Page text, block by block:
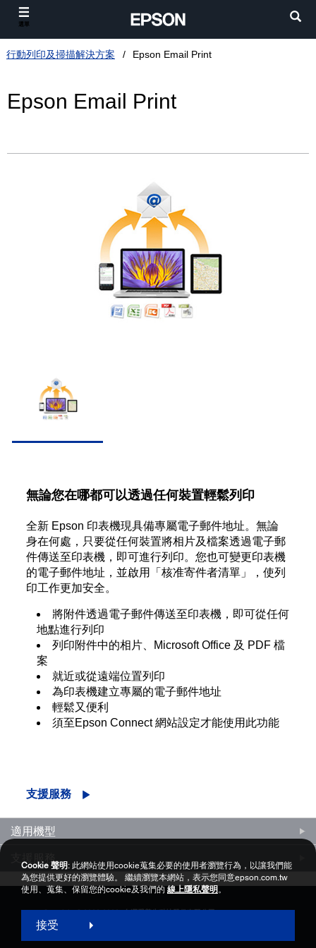
行動列印及掃描解決方案 Epson Email Print
Epson Email Print
無論您在哪都可以透過任何裝置輕鬆列印
全新 Epson 印表機現具備專屬電子郵件地址。無論
身在何處，只要從任何裝置將相片及檔案透過電子郵
件傳送至印表機，即可進行列印。您也可變更印表機
的電子郵件地址，並啟用「核准寄件者清單」，使列
印工作更加安全。
將附件透過電子郵件傳送至印表機，即可從任何
地點進行列印
列印附件中的相片、Microsoft Office 及 PDF 檔
案
就近或從遠端位置列印
為印表機建立專屬的電子郵件地址
輕鬆又便利
須至Epson Connect 網站設定才能使用此功能
支援服務
適用機型
支援服務
Copyright © 2000-2026 台灣愛普生科技股份有限公司
網站使用暨會員服務條款
Cookie 聲明 : 此網站使用cookie蒐集必要的使用者瀏覽行為，以讓我們能
為您提供更好的瀏覽體驗。 繼續瀏覽本網站，表示您同意epson.com.tw
使用、蒐集、保留您的cookie及我們的 線上隱私聲明 。
接受